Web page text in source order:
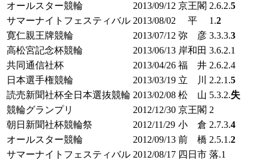
オールスター競輪
2013/09/12 京王閣 2.6.2.5
サマーナイトフェスティバル 2013/08/02 平 1.2
寛仁親王牌競輪
2013/07/12 弥 彦 3.3.3.3
高松宮記念杯競輪
2013/06/13 岸和田 3.6.2.1
共同通信社杯
2013/04/26 福 井 2.6.2.4
日本選手権競輪
2013/03/19 立 川 2.2.1.5
読売新聞社杯全日本選抜競輪 2013/02/08 松 山 5.3.2.失
競輪グランプリ
2012/12/30 京王閣 2
朝日新聞社杯競輪祭
2012/11/29 小 倉 2.7.3.4
オールスター競輪
2012/09/13 前 橋 2.5.1.2
サマーナイトフェスティバル 2012/08/17 四日市 落.1